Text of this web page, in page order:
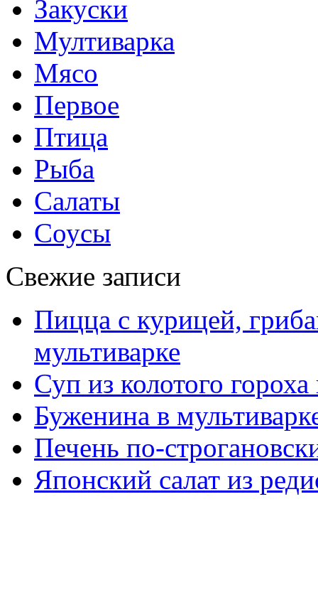
Закуски
Мултиварка
Мясо
Первое
Птица
Рыба
Салаты
Соусы
Свежие записи
Пицца с курицей,
мультиварке
Суп из колотого
Буженина в
Печень по-
Японский салат из